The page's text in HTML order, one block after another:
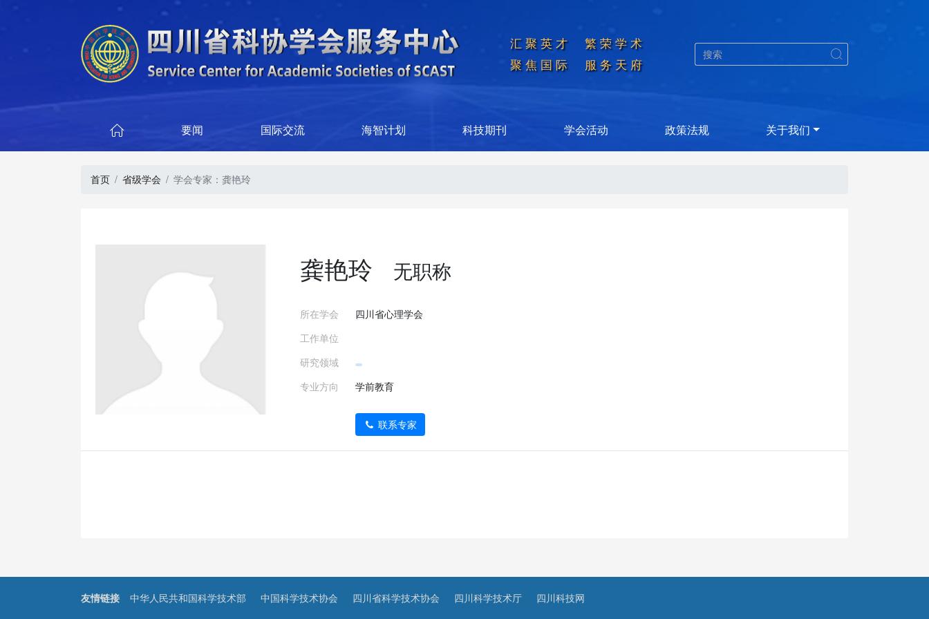
汇聚英才  繁荣学术
聚焦国际  服务天府

 要闻 国际交流 海智计划 科技期刊 学会活动 政策法规 关于我们
首页 省级学会 学会专家：龚艳玲
龚艳玲 无职称
所在学会
四川省心理学会
工作单位
研究领域
专业方向
学前教育
联系专家
友情链接 中华人民共和国科学技术部 中国科学技术协会 四川省科学技术协会 四川科学技术厅 四川科技网